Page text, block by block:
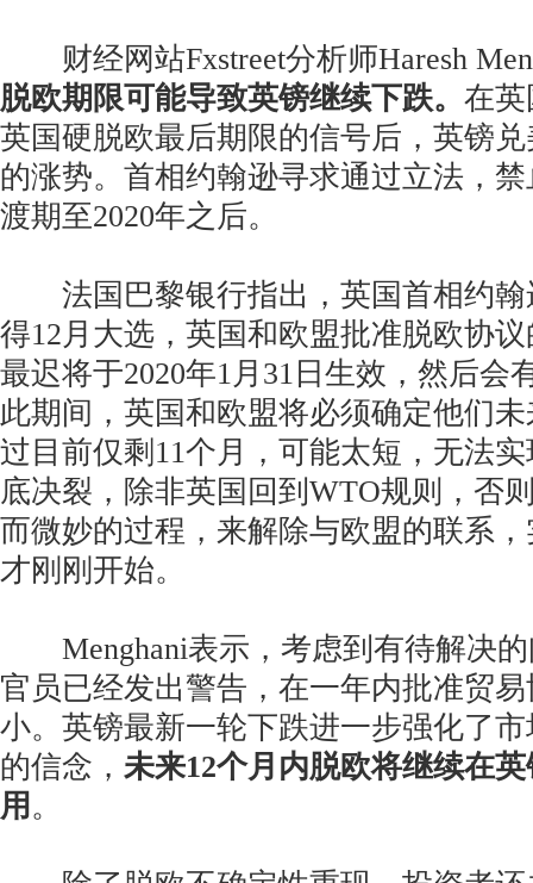
财经网站Fxstreet分析师Haresh
脱欧期限可能导致英镑继续下跌。 在
英国硬脱欧最后期限的信号后，英镑
的涨势。首相约翰逊寻求通过立法，
渡期至2020年之后。
法国巴黎银行指出，英国首相约翰
得12月大选，英国和欧盟批准脱欧协
最迟将于2020年1月31日生效，然后会
此期间，英国和欧盟将必须确定他们
过目前仅剩11个月，可能太短，无法
底决裂，除非英国回到WTO规则，否
而微妙的过程，来解除与欧盟的联系
才刚刚开始。
Menghani表示，考虑到有待解决的
官员已经发出警告，在一年内批准贸
小。英镑最新一轮下跌进一步强化了
的信念， 未来12个月内脱欧将继续在
用 。